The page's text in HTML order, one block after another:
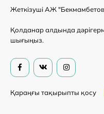
Жеткізуші АЖ
Қолданар алдында
шығыңыз.